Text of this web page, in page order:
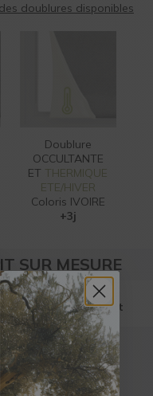
doublures disponibles
Doublure
OCCULTANTE
ET THERMIQUE
ETE/HIVER
Coloris IVOIRE
+3j
SUR MESURE
ajuster le montant
de
€TTC